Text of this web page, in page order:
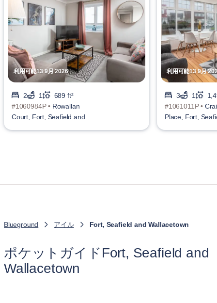
利用可能13 9月 2026
2 1
689 ft²
#1060984P • Rowallan
Court, Fort, Seafield and
利用可能13 9月
3 1
#1061011P •
Place, Fort,
Blueground アイル Fort, Seafield and Wallacetown
ポケットガイドFort, Seafield and
Wallacetown